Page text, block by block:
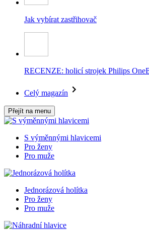
Jak vybírat zastřihovač
RECENZE: holicí strojek Philips
Celý magazín
Přejít na menu
S výměnnými hlavicemi
Pro ženy
Pro muže
Jednorázová holítka
Pro ženy
Pro muže